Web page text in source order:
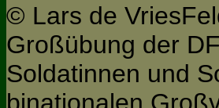
© Lars de
Großübung der
Soldatinnen und